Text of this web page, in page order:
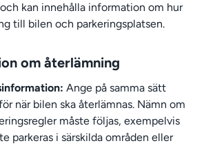
kan innehålla information om hur
till bilen och parkeringsplatsen.
om återlämning
Ange på samma sätt
när bilen ska återlämnas. Nämn om
måste följas, exempelvis
parkeras i särskilda områden eller